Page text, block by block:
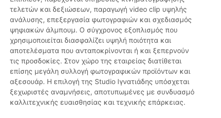
τελετών και δεξιώσεων, παραγωγή video clip υψηλής
ανάλυσης, επεξεργασία φωτογραφιών και σχεδιασμός
ψηφιακών άλμπουμ. Ο σύγχρονος εξοπλισμός που
χρησιμοποιείται διασφαλίζει υψηλή ποιότητα και
αποτελέσματα που ανταποκρίνονται ή και ξεπερνούν
τις προσδοκίες. Στον χώρο της εταιρείας διατίθεται
επίσης μεγάλη συλλογή φωτογραφικών προϊόντων και
αξεσουάρ. Η επιλογή της Studio Ιγνατιάδης υπόσχεται
ξεχωριστές αναμνήσεις, αποτυπωμένες με συνδυασμό
καλλιτεχνικής ευαισθησίας και τεχνικής επάρκειας.